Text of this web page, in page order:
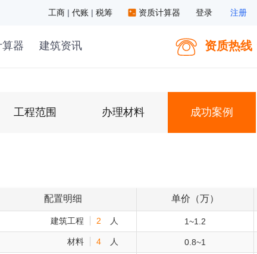
工商 | 代账 | 税筹 资质计算器 登录 注册
器 建筑资讯 资质热线
工程范围 办理材料 成功案例
配置明细 单价（万）
建筑工程 2 人 1~1.2
材料 4 人 0.8~1